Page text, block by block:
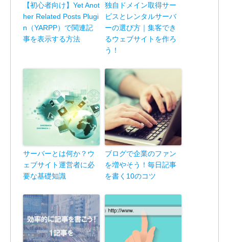
【初心者向け】Yet Anot
her Related Posts Plugi
n（YARPP）で関連記
事を表示する方法
独自ドメイン取得サー
ビスとレンタルサーバ
ーの選び方｜集客でき
るウェブサイトを作ろ
う！
サーバーとは何か？ウ
ェブサイト運営者に必
要な基礎知識
ブログで企業のファン
を増やそう！毎日記事
を書く10のコツ